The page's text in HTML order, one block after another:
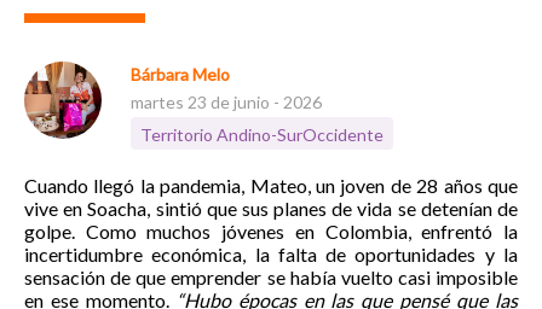
Bárbara Melo
martes 23 de junio - 2026
Territorio Andino-SurOccidente
Cuando llegó la pandemia, Mateo, un joven de 28 años que
vive en Soacha, sintió que sus planes de vida se detenían de
golpe. Como muchos jóvenes en Colombia, enfrentó la
incertidumbre económica, la falta de oportunidades y la
sensación de que emprender se había vuelto casi imposible
en ese momento. “Hubo épocas en las que pensé que las